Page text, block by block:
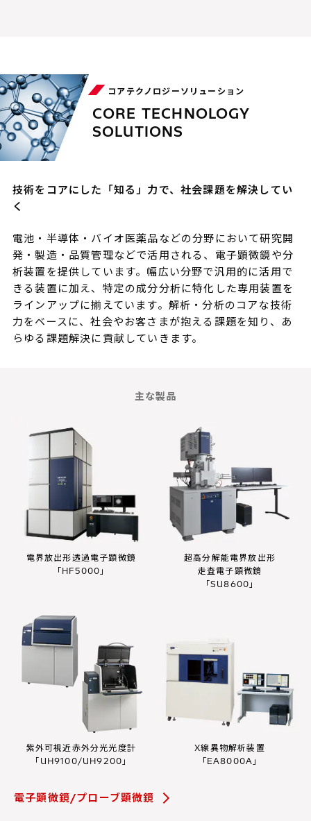
コアテクノロジーソリューション
CORE TECHNOLOGY
SOLUTIONS
技術をコアにした「知る」力で、社会課題を解決してい
く
電池・半導体・バイオ医薬品などの分野において研究開
発・製造・品質管理などで活用される、電子顕微鏡や分
析装置を提供しています。幅広い分野で汎用的に活用で
きる装置に加え、特定の成分分析に特化した専用装置を
ラインアップに揃えています。解析・分析のコアな技術
力をベースに、社会やお客さまが抱える課題を知り、あ
らゆる課題解決に貢献していきます。
主な製品
電界放出形透過電子顕微鏡
「HF5000」
超高分解能電界放出形
走査電子顕微鏡
「SU8600」
紫外可視近赤外分光光度計
「UH9100/UH9200」
X線異物解析装置
「EA8000A」
電子顕微鏡/プローブ顕微鏡